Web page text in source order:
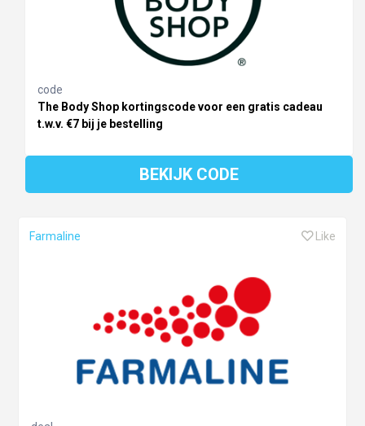
code
The Body Shop kortingscode voor een gratis cadeau
t.w.v. €7 bij je bestelling
BEKIJK CODE
Farmaline Like